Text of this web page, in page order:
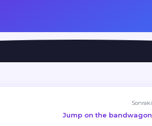
Sonraki
Jump on the bandwagon